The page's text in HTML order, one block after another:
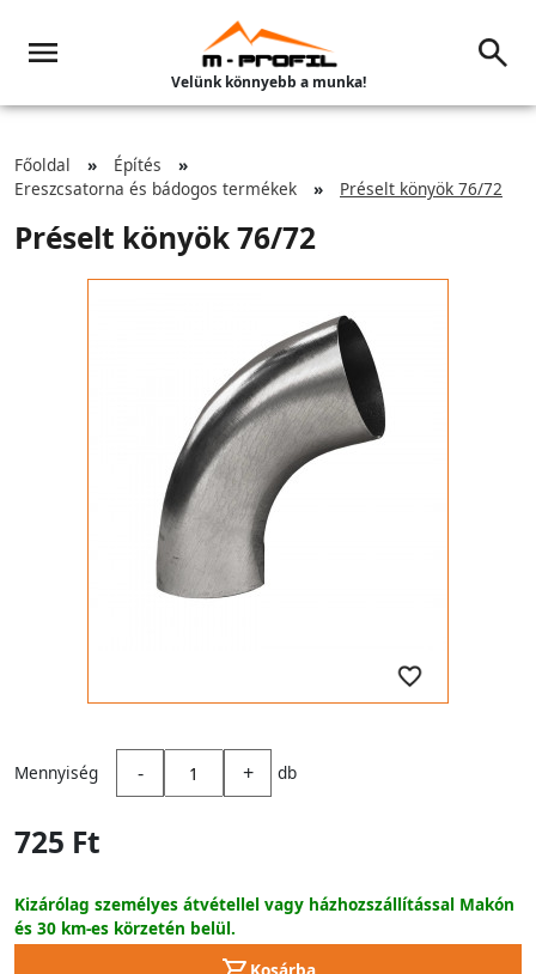
Velünk könnyebb a munka!
Főoldal
Építés
Ereszcsatorna és bádogos termékek
Préselt könyök 76/72
Préselt könyök 76/72
Mennyiség - + db
725 Ft
Kizárólag személyes átvétellel vagy házhozszállítással Makón
és 30 km-es körzetén belül.